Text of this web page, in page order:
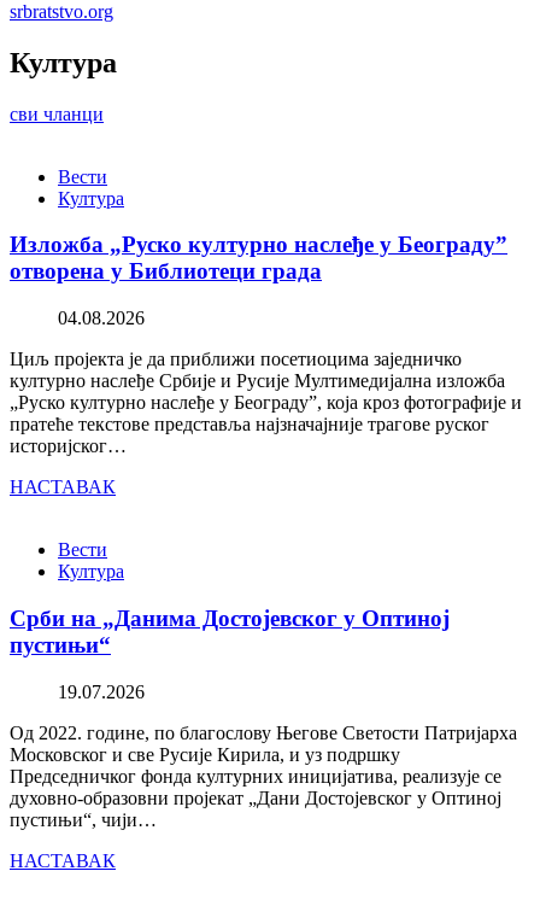
srbratstvo.org
Култура
сви чланци
Вести
Култура
Изложба „Руско културно наслеђе у Београду”
отворена у Библиотеци града
04.08.2026
Циљ пројекта је да приближи посетиоцима заједничко
културно наслеђе Србије и Русије Мултимедијална изложба
„Руско културно наслеђе у Београду”, која кроз фотографије и
пратеће текстове представља најзначајније трагове руског
историјског…
НАСТАВАК
Вести
Култура
Срби на „Данима Достојевског у Оптиној
пустињи“
19.07.2026
Од 2022. године, по благослову Његове Светости Патријарха
Московског и све Русије Кирила, и уз подршку
Председничког фонда културних иницијатива, реализује се
духовно-образовни пројекат „Дани Достојевског у Оптиној
пустињи“, чији…
НАСТАВАК